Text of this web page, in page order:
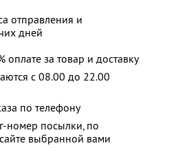
отправления и
дней
за товар и доставку
с 08.00 до 22.00
по телефону
номер посылки, по
выбранной вами